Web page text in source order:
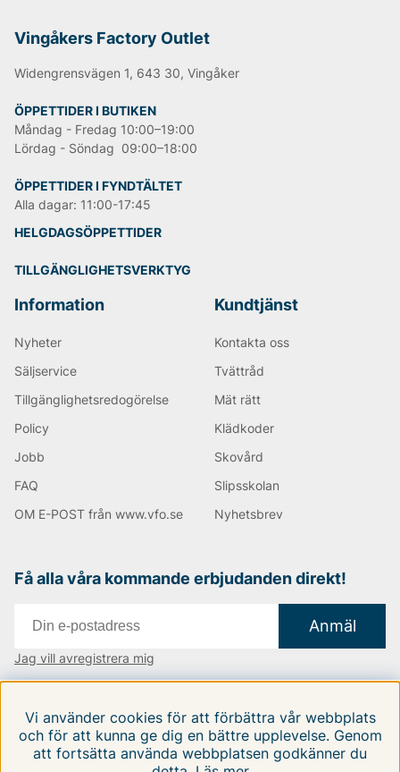
Rosemunde – Feminint mode till
outletpriser
På Vingåkers Factory Outlet hittar du ett noga utvalt
sortiment av Rosemunde till fantastiska outletpriser.
Låt dig inspireras av dansk design och uppdatera din
garderob med feminina plagg som aldrig går ur tiden.
Vingåkers Factory Outlet
Widengrensvägen 1, 643 30, Vingåker
ÖPPETTIDER I BUTIKEN
Måndag - Fredag 10:00–19:00
Lördag - Söndag 09:00–18:00
ÖPPETTIDER I FYNDTÄLTET
Alla dagar: 11:00-17:45
HELGDAGSÖPPETTIDER
TILLGÄNGLIGHETSVERKTYG
Information
Nyheter
Säljservice
Tillgänglighetsredogörelse
Policy
Jobb
FAQ
OM E-POST från www.vfo.se
Kundtjänst
Kontakta oss
Tvättråd
Mät rätt
Klädkoder
Skovård
Slipsskolan
Nyhetsbrev
Få alla våra kommande erbjudanden direkt!
Anmäl
Jag vill avregistrera mig
Följ oss på våra sociala medier
Vi använder cookies för att förbättra vår webbplats
och för att kunna ge dig en bättre upplevelse. Genom
att fortsätta använda webbplatsen godkänner du